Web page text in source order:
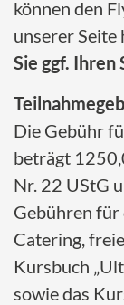
können den
unserer
Sie ggf. Ihren
Die Gebühr
beträgt
Nr. 22 UStG
Gebühren für
Catering,
Kursbuch
sowie das